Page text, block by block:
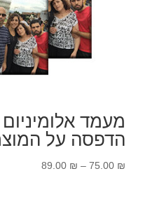
מעמד
הדפסה על
75.00 ₪
–
89.00 ₪
טווח